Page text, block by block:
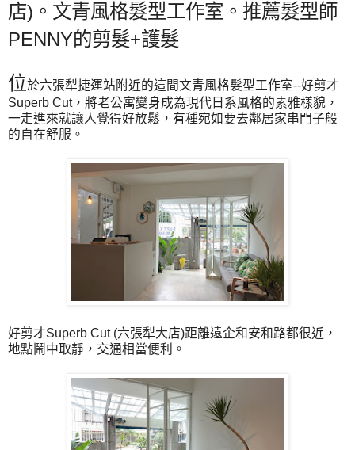
店)。文青風格髮型工作室。推薦髮型師
PENNY的剪髮+護髮
位於六張犁捷運站附近的這間文青風格髮型工作室--好剪才
Superb Cut，將老公寓變身成為現代日系風格的素雅樣貌，
一走進來就讓人覺得好放鬆，有種宛如要去鄰居家串門子般
的自在舒服。
好剪才Superb Cut (六張犁大店)距離遠企和安和路都很近，
地點鬧中取靜，交通相當便利。